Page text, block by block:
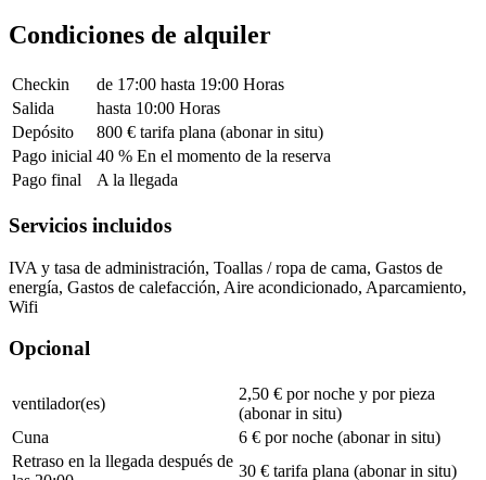
Condiciones de alquiler
Checkin
de 17:00 hasta 19:00 Horas
Salida
hasta 10:00 Horas
Depósito
800 € tarifa plana (abonar in situ)
Pago inicial 40 % En el momento de la reserva
Pago final
A la llegada
Servicios incluidos
IVA y tasa de administración, Toallas / ropa de cama, Gastos de
energía, Gastos de calefacción, Aire acondicionado, Aparcamiento,
Wifi
Opcional
ventilador(es)
2,50 € por noche y por pieza
(abonar in situ)
Cuna
6 € por noche (abonar in situ)
Retraso en la llegada después de
30 € tarifa plana (abonar in situ)